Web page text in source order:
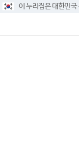
이 누리집은 대한민